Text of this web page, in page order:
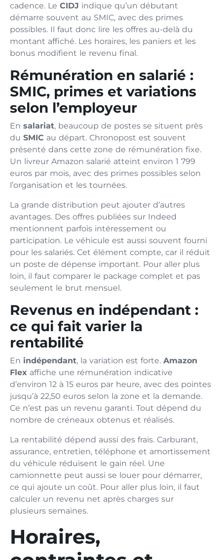
cadence. Le CIDJ indique qu’un débutant
démarre souvent au SMIC, avec des primes
possibles. Il faut donc lire les offres au-delà du
montant affiché. Les horaires, les paniers et les
bonus modifient le revenu final.
Rémunération en salarié :
SMIC, primes et variations
selon l’employeur
En salariat, beaucoup de postes se situent près
du SMIC au départ. Chronopost est souvent
présenté dans cette zone de rémunération fixe.
Un livreur Amazon salarié atteint environ 1 799
euros par mois, avec des primes possibles selon
l’organisation et les tournées.
La grande distribution peut ajouter d’autres
avantages. Des offres publiées sur Indeed
mentionnent parfois intéressement ou
participation. Le véhicule est aussi souvent fourni
pour les salariés. Cet élément compte, car il réduit
un poste de dépense important. Pour aller plus
loin, il faut comparer le package complet et pas
seulement le brut mensuel.
Revenus en indépendant :
ce qui fait varier la
rentabilité
En indépendant, la variation est forte. Amazon
Flex affiche une rémunération indicative
d’environ 12 à 15 euros par heure, avec des pointes
jusqu’à 22,50 euros selon la zone et la demande.
Ce n’est pas un revenu garanti. Tout dépend du
nombre de créneaux obtenus et réalisés.
La rentabilité dépend aussi des frais. Carburant,
assurance, entretien, téléphone et amortissement
du véhicule réduisent le gain réel. Une
camionnette peut aussi se louer pour démarrer,
ce qui ajoute un coût. Pour aller plus loin, il faut
calculer un revenu net après charges sur
plusieurs semaines.
Horaires,